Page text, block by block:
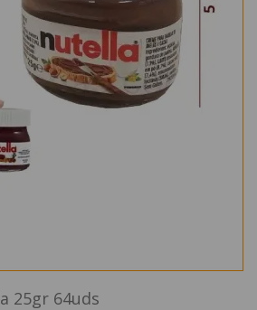
25gr 64uds